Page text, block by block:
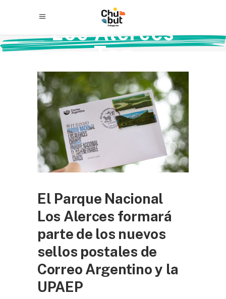
Los Alerces
Tag
El Parque Nacional
Los Alerces formará
parte de los nuevos
sellos postales de
Correo Argentino y la
UPAEP